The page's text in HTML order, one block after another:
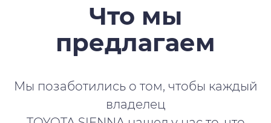
Что мы
предлагаем
Мы позаботились о том, чтобы каждый
владелец